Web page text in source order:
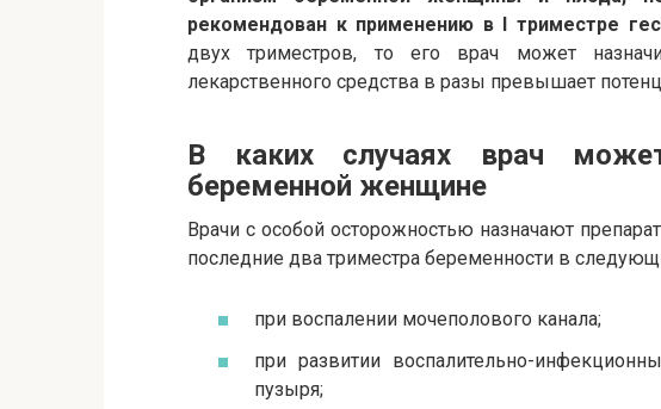
рекомендован к применению в I триместре
двух триместров, то его врач может
лекарственного средства в разы превышает
В каких случаях врач
беременной женщине
Врачи с особой осторожностью назначают
последние два триместра беременности в
при воспалении мочеполового канала;
при развитии воспалительно-
пузыря;